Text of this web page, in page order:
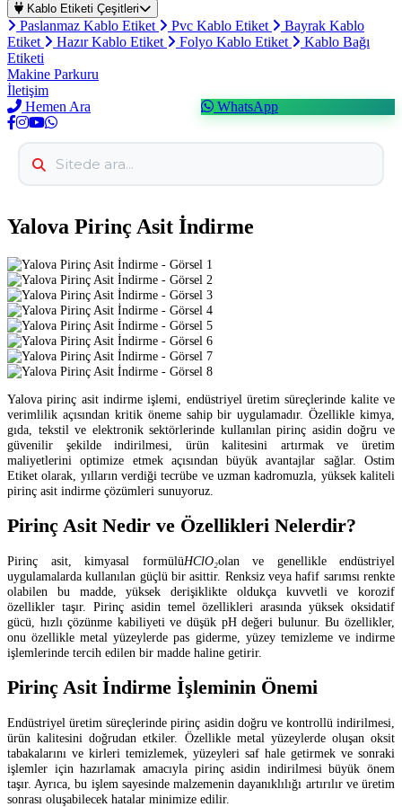
Kablo Etiketi Çeşitleri
Paslanmaz Kablo Etiket Pvc Kablo Etiket
Bayrak Kablo
Etiket
Hazır Kablo Etiket Folyo Kablo Etiket
Kablo Bağı
Etiketi
Makine Parkuru
İletişim
Hemen Ara
WhatsApp
Yalova Pirinç Asit İndirme
Yalova pirinç asit indirme işlemi, endüstriyel üretim süreçlerinde kalite ve
verimlilik açısından kritik öneme sahip bir uygulamadır. Özellikle kimya,
gıda, tekstil ve elektronik sektörlerinde kullanılan pirinç asidin doğru ve
güvenilir şekilde indirilmesi, ürün kalitesini artırmak ve üretim
maliyetlerini optimize etmek açısından büyük avantajlar sağlar. Ostim
Etiket olarak, yılların verdiği tecrübe ve uzman kadromuzla, yüksek kaliteli
pirinç asit indirme çözümleri sunuyoruz.
Pirinç Asit Nedir ve Özellikleri Nelerdir?
Pirinç asit, kimyasal formülüHClO₂olan ve genellikle endüstriyel
uygulamalarda kullanılan güçlü bir asittir. Renksiz veya hafif sarımsı renkte
olabilen bu madde, yüksek derişiklikte oldukça kuvvetli ve korozif
özellikler taşır. Pirinç asidin temel özellikleri arasında yüksek oksidatif
gücü, hızlı çözünme kabiliyeti ve düşük pH değeri bulunur. Bu özellikler,
onu özellikle metal yüzeylerde pas giderme, yüzey temizleme ve indirme
işlemlerinde tercih edilen bir madde haline getirir.
Pirinç Asit İndirme İşleminin Önemi
Endüstriyel üretim süreçlerinde pirinç asidin doğru ve kontrollü indirilmesi,
ürün kalitesini doğrudan etkiler. Özellikle metal yüzeylerde oluşan oksit
tabakalarını ve kirleri temizlemek, yüzeyleri saf hale getirmek ve sonraki
işlemler için hazırlamak amacıyla pirinç asidin indirilmesi büyük önem
taşır. Ayrıca, bu işlem sayesinde malzemenin dayanıklılığı artırılır ve üretim
sonrası oluşabilecek hatalar minimize edilir.